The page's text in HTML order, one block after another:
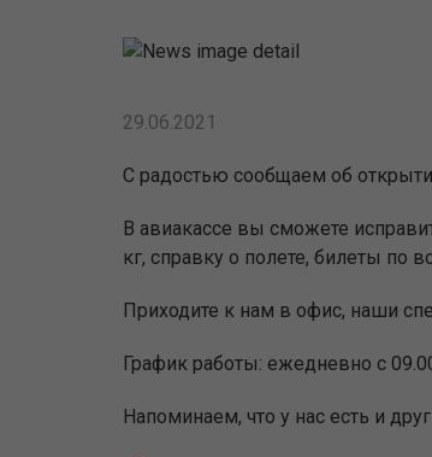
29.06.2021
С радостью сообщаем об
В авиакассе вы сможете
кг, справку о полете, билеты по
Приходите к нам в офис, наши
График работы: ежедневно с
Напоминаем, что у нас есть и